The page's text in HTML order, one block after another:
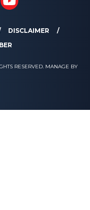
DISCLAIMER
RESERVED. MANAGE BY